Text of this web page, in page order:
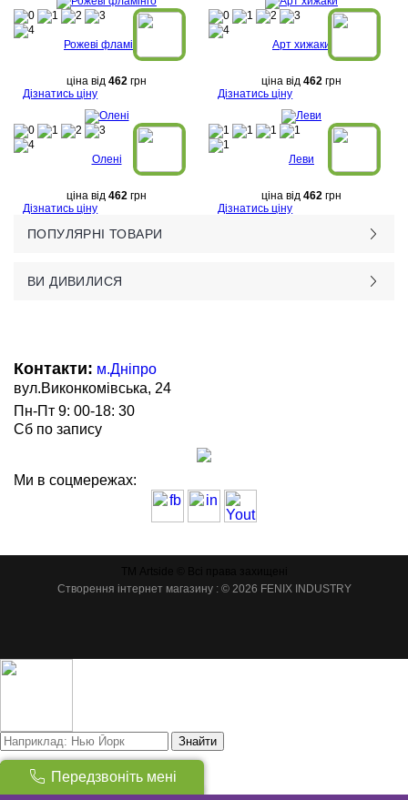
Рожеві фламінго
ціна від 462 грн
Дізнатись ціну
Арт хижаки
ціна від 462 грн
Дізнатись ціну
Олені
ціна від 462 грн
Дізнатись ціну
Леви
ціна від 462 грн
Дізнатись ціну
ПОПУЛЯРНІ ТОВАРИ
ВИ ДИВИЛИСЯ
Контакти: м.Дніпро
вул.Виконкомівська, 24
Пн-Пт 9: 00-18: 30
Сб по запису
Ми в соцмережах:
Створення інтернет магазину : © 2026 FENIX INDUSTRY
Знайти
Товарів: 0)
0грнПередзвоніть мені